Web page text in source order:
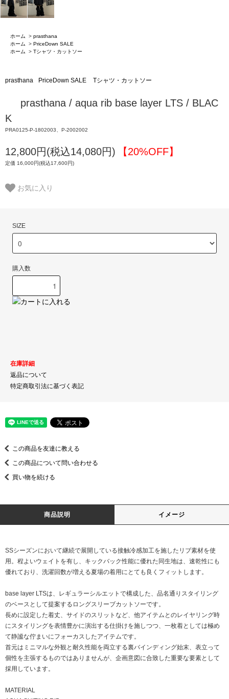
ホーム > prasthana
ホーム
> PriceDown SALE
ホーム
> Tシャツ・カットソー
prasthana PriceDown SALE Tシャツ・カットソー
prasthana / aqua rib base layer LTS / BLAC
K
PRA0125-P-1802003、P-2002002
12,800円(税込14,080円) 【20%OFF】
定価 16,000円(税込17,600円)
お気に入り
SIZE
購入数
在庫詳細
返品について
特定商取引法に基づく表記
この商品を友達に教える
この商品について問い合わせる
買い物を続ける
商品説明 イメージ
SSシーズンにおいて継続で展開している接触冷感加工を施したリブ素材を使
用。程よいウェイトを有し、キックバック性能に優れた同生地は、速乾性にも
優れており、洗濯回数が増える夏場の着用にとても良くフィットします。
base layer LTSは、レギュラーシルエットで構成した、品名通りスタイリング
のベースとして提案するロングスリーブカットソーです。
長めに設定した着丈、サイドのスリットなど、他アイテムとのレイヤリング時
にスタイリングを表情豊かに演出する仕掛けを施しつつ、一枚着としては極め
て静謐な佇まいにフォーカスしたアイテムです。
首元はミニマルな外観と耐久性能を両立する裏バインディング始末、表立って
個性を主張するものではありませんが、企画意図に合致した重要な要素として
採用しています。
MATERIAL